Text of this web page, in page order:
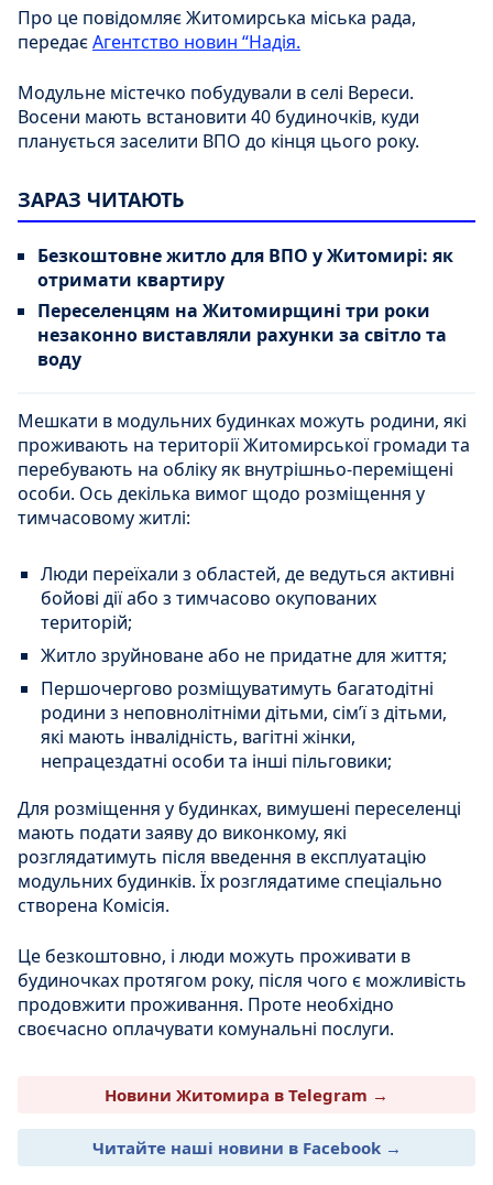
Про це повідомляє Житомирська міська рада,
передаєАгентство новин “Надія.
Модульне містечко побудували в селі Вереси.
Восени мають встановити 40 будиночків, куди
планується заселити ВПО до кінця цього року.
ЗАРАЗ ЧИТАЮТЬ
Безкоштовне житло для ВПО у Житомирі: як
отримати квартиру
Переселенцям на Житомирщині три роки
незаконно виставляли рахунки за світло та
воду
Мешкати в модульних будинках можуть родини, які
проживають на території Житомирської громади та
перебувають на обліку як внутрішньо-переміщені
особи. Ось декілька вимог щодо розміщення у
тимчасовому житлі:
Люди переїхали з областей, де ведуться активні
бойові дії або з тимчасово окупованих
територій;
Житло зруйноване або не придатне для життя;
Першочергово розміщуватимуть багатодітні
родини з неповнолітніми дітьми, сім’ї з дітьми,
які мають інвалідність, вагітні жінки,
непрацездатні особи та інші пільговики;
Для розміщення у будинках, вимушені переселенці
мають подати заяву до виконкому, які
розглядатимуть після введення в експлуатацію
модульних будинків. Їх розглядатиме спеціально
створена Комісія.
Це безкоштовно, і люди можуть проживати в
будиночках протягом року, після чого є можливість
продовжити проживання. Проте необхідно
своєчасно оплачувати комунальні послуги.
Новини Житомира в Telegram →
Читайте наші новини в Facebook →